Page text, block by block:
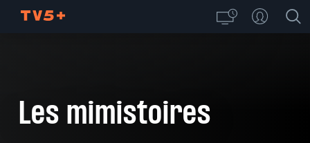
Les mimistoires